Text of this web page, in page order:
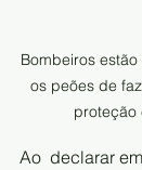
Bombeiros
os peões de
proteção
Ao  declarar